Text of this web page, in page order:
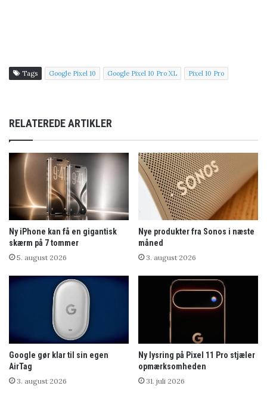
Tags Google Pixel 10 Google Pixel 10 Pro XL Pixel 10 Pro
RELATEREDE ARTIKLER
Ny iPhone kan få en gigantisk
skærm på 7 tommer
5. august 2026
Nye produkter fra Sonos i næste
måned
3. august 2026
Google gør klar til sin egen
AirTag
3. august 2026
Ny lysring på Pixel 11 Pro stjæler
opmærksomheden
31. juli 2026